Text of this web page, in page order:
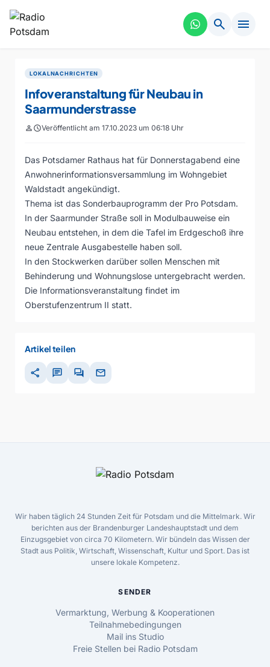
search menu
LOKALNACHRICHTEN
Infoveranstaltung für Neubau in
Saarmunderstrasse
personscheduleVeröffentlicht am 17.10.2023 um 06:18 Uhr
Das Potsdamer Rathaus hat für Donnerstagabend eine
Anwohnerinformationsversammlung im Wohngebiet
Waldstadt angekündigt.
Thema ist das Sonderbauprogramm der Pro Potsdam.
In der Saarmunder Straße soll in Modulbauweise ein
Neubau entstehen, in dem die Tafel im Erdgeschoß ihre
neue Zentrale Ausgabestelle haben soll.
In den Stockwerken darüber sollen Menschen mit
Behinderung und Wohnungslose untergebracht werden.
Die Informationsveranstaltung findet im
Oberstufenzentrum II statt.
Artikel teilen
share chat forum mail
Wir haben täglich 24 Stunden Zeit für Potsdam und die Mittelmark. Wir
berichten aus der Brandenburger Landeshauptstadt und dem
Einzugsgebiet von circa 70 Kilometern. Wir bündeln das Wissen der
Stadt aus Politik, Wirtschaft, Wissenschaft, Kultur und Sport. Das ist
unsere lokale Kompetenz.
SENDER
Vermarktung, Werbung & Kooperationen
Teilnahmebedingungen
Mail ins Studio
Freie Stellen bei Radio Potsdam